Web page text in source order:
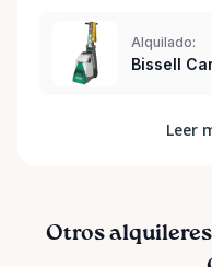
Alquilado:
Bissell
Leer
Otros